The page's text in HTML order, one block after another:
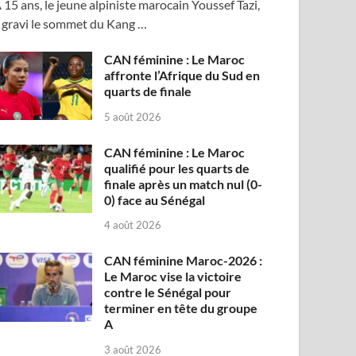
15 ans, le jeune alpiniste marocain Youssef Tazi,
gravi le sommet du Kang …
CAN féminine : Le Maroc
affronte l’Afrique du Sud en
quarts de finale
5 août 2026
CAN féminine : Le Maroc
qualifié pour les quarts de
finale après un match nul (0-
0) face au Sénégal
4 août 2026
CAN féminine Maroc-2026 :
Le Maroc vise la victoire
contre le Sénégal pour
terminer en tête du groupe
A
3 août 2026